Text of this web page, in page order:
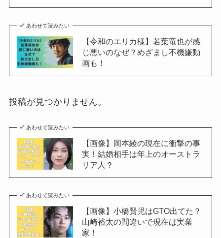
あわせて読みたい
【令和のエリカ様】若葉竜也が感
じ悪いのなぜ？めざまし不機嫌動
画も！
投稿が見つかりません。
あわせて読みたい
【画像】岡本綾の現在に衝撃の事
実！結婚相手は年上のオーストラ
リア人？
あわせて読みたい
【画像】小橋賢児はGTO出てた？
山崎裕太の間違いで現在は実業
家！